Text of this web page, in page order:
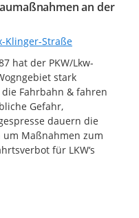
an der
Klinger-Straße
hat der PKW/Lkw-
stark
die Fahrbahn & fahren
Gefahr,
dauern die
Maßnahmen zum
für LKW‘s